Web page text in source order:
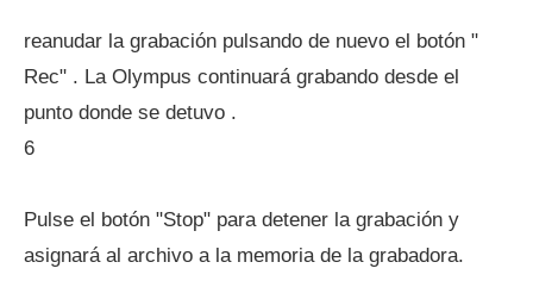
reanudar la grabación pulsando de nuevo el botón "
Rec" . La Olympus continuará grabando desde el
punto donde se detuvo .
6
Pulse el botón "Stop" para detener la grabación y
asignará al archivo a la memoria de la grabadora.